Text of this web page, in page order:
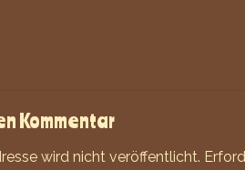
Kommentar
wird nicht veröffentlicht.